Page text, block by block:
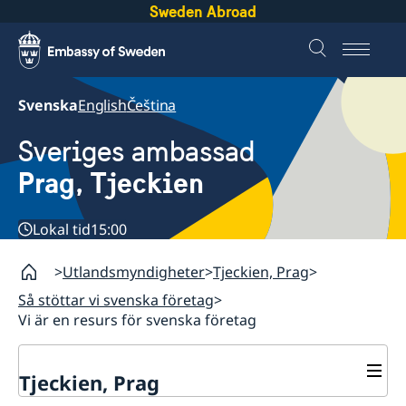
Sweden Abroad
SvenskaEnglishČeština
Sveriges ambassad
Prag, Tjeckien
Lokal tid15:00
Utlandsmyndigheter Tjeckien, Prag
Så stöttar vi svenska företag
Vi är en resurs för svenska företag
Tjeckien, Prag